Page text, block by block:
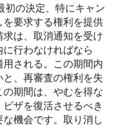
初の決定、特にキャン
要求する権利を提供
求は、取消通知を受け
行わなければなら
される。この期間内
、再審査の権利を失
期間は、やむを得な
ザを復活させるべき
機会です。取り消し